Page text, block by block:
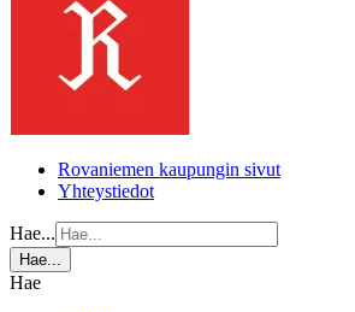
Rovaniemen kaupungin sivut
Yhteystiedot
Hae...
Hae...
Hae